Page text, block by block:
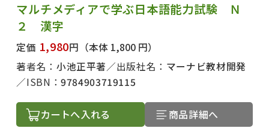
マルチメディアで学ぶ日本語能力試験 Ｎ
２ 漢字
定価 1,980円 （本体 1,800 円）
著者名： 小池正平著 出版社名： マーナビ教材開発
ISBN：9784903719115
カートへ入れる 商品詳細へ